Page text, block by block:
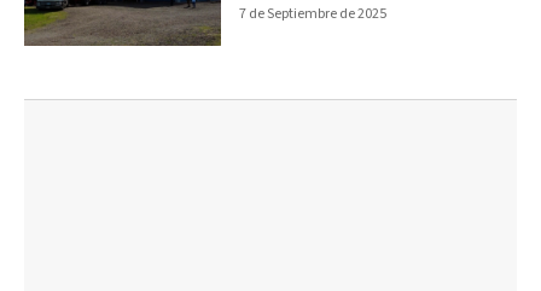
7 de Septiembre de 2025